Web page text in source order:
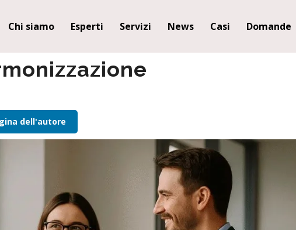
Chi siamo Esperti Servizi News Casi Domande
dell'autore